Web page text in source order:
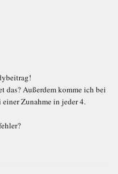
das? Außerdem komme ich bei
Zunahme in jeder 4.